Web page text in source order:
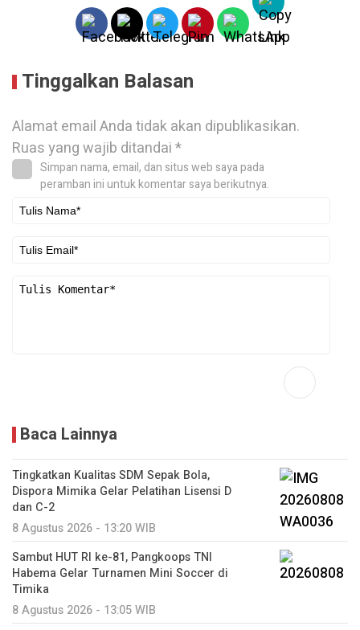
Tinggalkan Balasan
Alamat email Anda tidak akan dipublikasikan.
Ruas yang wajib ditandai*
Simpan nama, email, dan situs web saya pada
peramban ini untuk komentar saya berikutnya.
Baca Lainnya
Tingkatkan Kualitas SDM Sepak Bola,
Dispora Mimika Gelar Pelatihan Lisensi D
dan C-2
8 Agustus 2026 - 13:20 WIB
Sambut HUT RI ke-81, Pangkoops TNI
Habema Gelar Turnamen Mini Soccer di
Timika
8 Agustus 2026 - 13:05 WIB